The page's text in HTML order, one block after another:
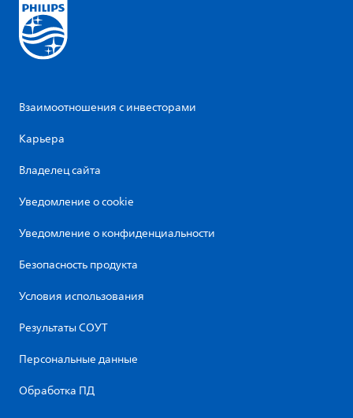
Взаимоотношения с инвесторами
Карьера
Владелец сайта
Уведомление о cookie
Уведомление о конфиденциальности
Безопасность продукта
Условия использования
Результаты СОУТ
Персональные данные
Обработка ПД